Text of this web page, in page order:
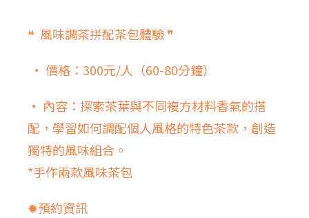
❝ 風味調茶拼配茶包體驗 ❞
• 價格：300元/人（60-80分鐘）
• 內容：探索茶葉與不同複方材料香氣的搭
配，學習如何調配個人風格的特色茶款，創造
獨特的風味組合。
*手作兩款風味茶包
✹預約資訊